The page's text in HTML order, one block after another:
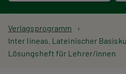
P
f
Verlagsprogramm
Inter lineas. Lateinischer
Lösungsheft für Lehrer/innen